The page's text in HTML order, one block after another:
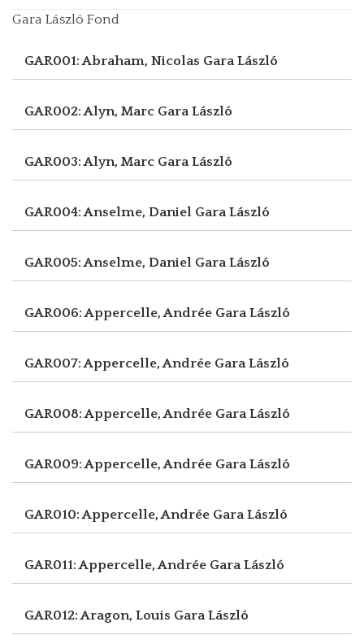
Gara László Fond
GAR001: Abraham, Nicolas Gara László
GAR002: Alyn, Marc Gara László
GAR003: Alyn, Marc Gara László
GAR004: Anselme, Daniel Gara László
GAR005: Anselme, Daniel Gara László
GAR006: Appercelle, Andrée Gara László
GAR007: Appercelle, Andrée Gara László
GAR008: Appercelle, Andrée Gara László
GAR009: Appercelle, Andrée Gara László
GAR010: Appercelle, Andrée Gara László
GAR011: Appercelle, Andrée Gara László
GAR012: Aragon, Louis Gara László